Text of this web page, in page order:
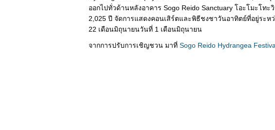
ออกไปทั่วด้านหลังอาคาร Sogo Reido Sanctuary โอะโมะโท
2,025 ปี จัดการแสดงคอนเสิร์ตและพิธีชงชาวันอาทิตย์ที่อยู่ระห
22 เดือนมิถุนายนวันที่ 1 เดือนมิถุนายน
จากการปรับการเชิญชวน มาที่ Sogo Reido Hydrangea